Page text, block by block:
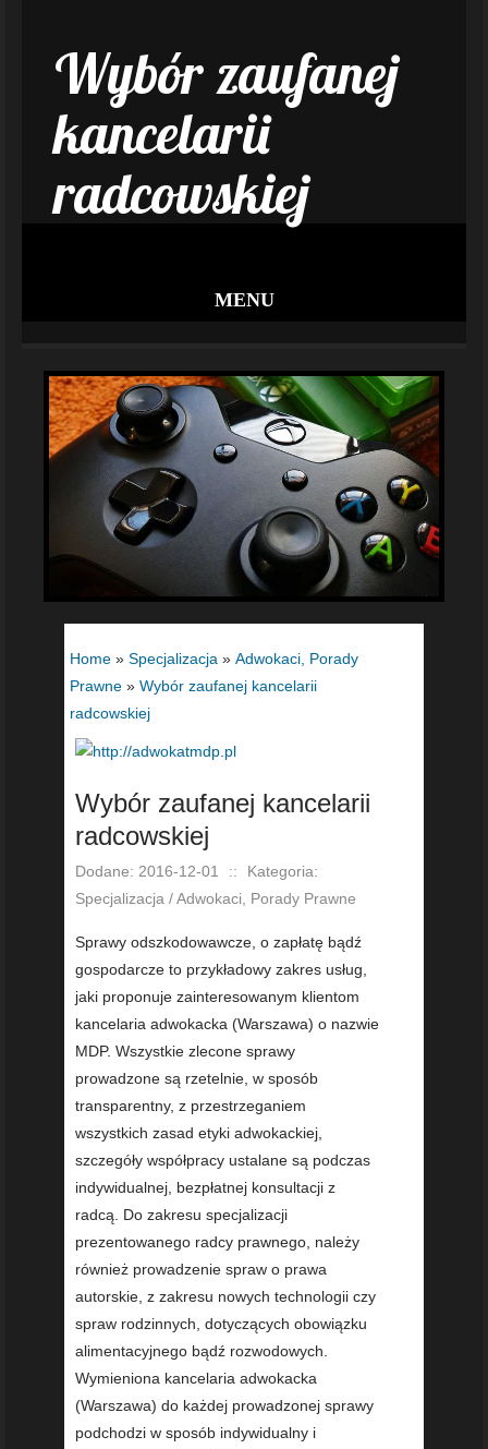
Wybór zaufanej
kancelarii
radcowskiej
MENU
Home » Specjalizacja » Adwokaci, Porady
Prawne » Wybór zaufanej kancelarii
radcowskiej
Wybór zaufanej kancelarii
radcowskiej
Dodane: 2016-12-01 ::
Kategoria:
Specjalizacja / Adwokaci, Porady Prawne
Sprawy odszkodowawcze, o zapłatę bądź
gospodarcze to przykładowy zakres usług,
jaki proponuje zainteresowanym klientom
kancelaria adwokacka (Warszawa) o nazwie
MDP. Wszystkie zlecone sprawy
prowadzone są rzetelnie, w sposób
transparentny, z przestrzeganiem
wszystkich zasad etyki adwokackiej,
szczegóły współpracy ustalane są podczas
indywidualnej, bezpłatnej konsultacji z
radcą. Do zakresu specjalizacji
prezentowanego radcy prawnego, należy
również prowadzenie spraw o prawa
autorskie, z zakresu nowych technologii czy
spraw rodzinnych, dotyczących obowiązku
alimentacyjnego bądź rozwodowych.
Wymieniona kancelaria adwokacka
(Warszawa) do każdej prowadzonej sprawy
podchodzi w sposób indywidualny i